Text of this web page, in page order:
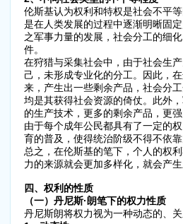
伦斯基认为权利和特权是社会不平
是在人类发展的过程中逐渐明晰固
之军事力量的发展，社会分工的细
件。
在狩猎与采集社会中，由于社会生
己，未形成专业化的分工。因此，
来，产生出一些剩余产品，社会分
均是其获得社会资源的倚仗。此外
的生产技术，更多的剩余产品，更
由于每个成年公民都具有了一定的
育的普及，使得统治阶级不得不依
总之，在伦斯基的笔下，个人的权
力的来源就会更加多样化，就会产
四、权利的性质
（一）丹尼斯·朗笔下的权力性质
丹尼斯朗将权力视为一种动态的、